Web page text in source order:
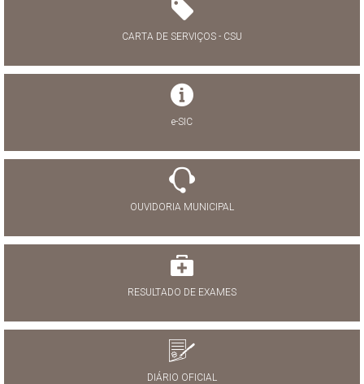
CARTA DE SERVIÇOS - CSU
e-SIC
OUVIDORIA MUNICIPAL
RESULTADO DE EXAMES
DIÁRIO OFICIAL